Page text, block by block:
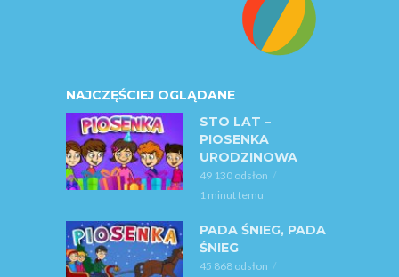
NAJCZĘŚCIEJ OGLĄDANE
STO LAT –
PIOSENKA
URODZINOWA
49 130 odsłon
1 minut temu
PADA ŚNIEG, PADA
ŚNIEG
45 868 odsłon